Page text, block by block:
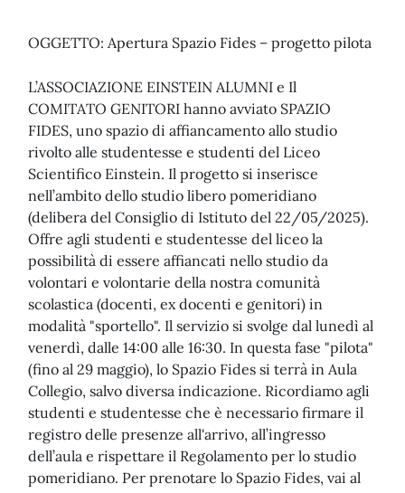
OGGETTO: Apertura Spazio Fides – progetto pilota
L’ASSOCIAZIONE EINSTEIN ALUMNI e Il
COMITATO GENITORI hanno avviato SPAZIO
FIDES, uno spazio di affiancamento allo studio
rivolto alle studentesse e studenti del Liceo
Scientifico Einstein. Il progetto si inserisce
nell’ambito dello studio libero pomeridiano
(delibera del Consiglio di Istituto del 22/05/2025).
Offre agli studenti e studentesse del liceo la
possibilità di essere affiancati nello studio da
volontari e volontarie della nostra comunità
scolastica (docenti, ex docenti e genitori) in
modalità "sportello". Il servizio si svolge dal lunedì al
venerdì, dalle 14:00 alle 16:30. In questa fase "pilota"
(fino al 29 maggio), lo Spazio Fides si terrà in Aula
Collegio, salvo diversa indicazione. Ricordiamo agli
studenti e studentesse che è necessario firmare il
registro delle presenze all'arrivo, all’ingresso
dell’aula e rispettare il Regolamento per lo studio
pomeridiano. Per prenotare lo Spazio Fides, vai al